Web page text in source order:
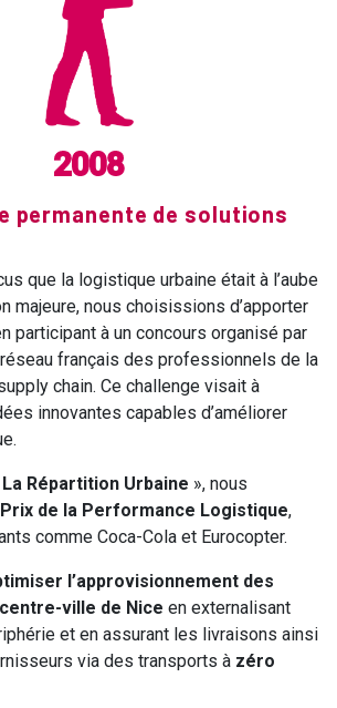
2008
permanente de solutions
que la logistique urbaine était à l’aube
majeure, nous choisissions d’apporter
participant à un concours organisé par
français des professionnels de la
chain. Ce challenge visait à
innovantes capables d’améliorer
La Répartition Urbaine », nous
de la Performance Logistique,
comme Coca-Cola et Eurocopter.
l’approvisionnement des
ville de Nice en externalisant
et en assurant les livraisons ainsi
via des transports à zéro